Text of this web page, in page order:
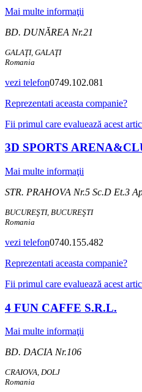
Mai multe informaţii
BD. DUNĂREA Nr.21
GALAŢI, GALAŢI
Romania
vezi telefon0749.102.081
Reprezentati aceasta companie?
Fii primul care evaluează acest
3D SPORTS
Mai multe informaţii
STR. PRAHOVA Nr.5 Sc.D Et.3
BUCUREŞTI, BUCUREŞTI
Romania
vezi telefon0740.155.482
Reprezentati aceasta companie?
Fii primul care evaluează acest
4 FUN CAFFE S.R.L.
Mai multe informaţii
BD. DACIA Nr.106
CRAIOVA, DOLJ
Romania